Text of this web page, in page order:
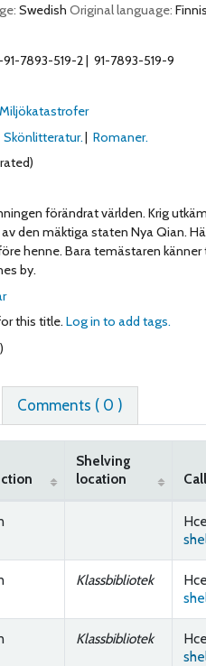
Swedish Original language:
7893-519-2
91-7893-519-9
Miljökatastrofer
Skönlitteratur.
Romaner.
förändrat världen. Krig
den mäktiga staten Nya Qian.
henne. Bara temästaren
by.
this title. Log in to add tags.
Comments ( 0 )
Shelving
location
Klassbibliotek
Klassbibliotek